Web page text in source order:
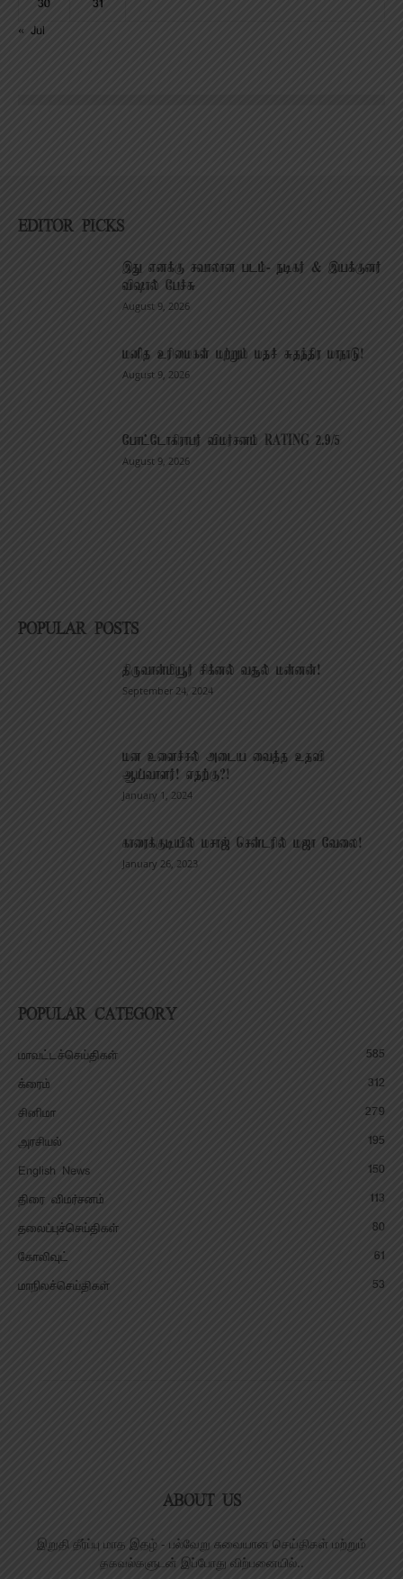
30
31
« Jul
EDITOR PICKS
இது எனக்கு சவாலான படம்- நடிகர் & இயக்குனர்
விஷால் பேச்சு
August 9, 2026
மனித உரிமைகள் மற்றும் மதச் சுதந்திர மாநாடு!
August 9, 2026
போட்டோகிராபர் விமர்சனம் RATING 2.9/5
August 9, 2026
POPULAR POSTS
திருவான்மியூர் சிக்னல் வசூல் மன்னன்!
September 24, 2024
மன உளைச்சல் அடைய வைத்த உதவி
ஆய்வாளர்! எதற்கு?!
January 1, 2024
காரைக்குடியில் மசாஜ் சென்டரில் மஜா வேலை!
January 26, 2023
POPULAR CATEGORY
மாவட்டச்செய்திகள்
585
க்ரைம்
312
சினிமா
279
அரசியல்
195
English News
150
திரை விமர்சனம்
113
தலைப்புச்செய்திகள்
80
கோலிவுட்
61
மாநிலச்செய்திகள்
53
ABOUT US
இறுதி தீர்ப்பு மாத இதழ் - பல்வேறு சுவையான செய்திகள் மற்றும்
தகவல்களுடன் இப்போது விற்பனையில்..